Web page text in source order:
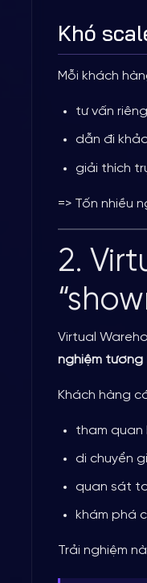
Khó
Mỗi khách
tư vấn riêng
dẫn đi
giải thích
=> Tốn nhiều
2.
Virtual
nghiệm
Khách hàng
tham quan
di chuyển
quan sát
khám phá
Trải nghiệm